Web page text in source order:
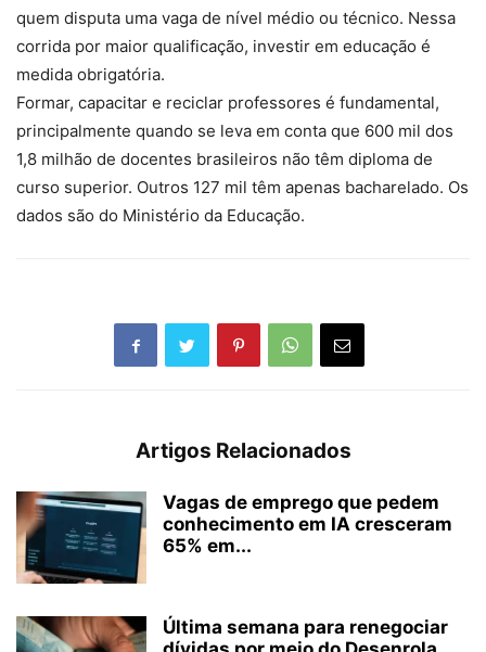
quem disputa uma vaga de nível médio ou técnico. Nessa
corrida por maior qualificação, investir em educação é
medida obrigatória.
Formar, capacitar e reciclar professores é fundamental,
principalmente quando se leva em conta que 600 mil dos
1,8 milhão de docentes brasileiros não têm diploma de
curso superior. Outros 127 mil têm apenas bacharelado. Os
dados são do Ministério da Educação.
Artigos Relacionados
Vagas de emprego que pedem
conhecimento em IA cresceram
65% em...
Última semana para renegociar